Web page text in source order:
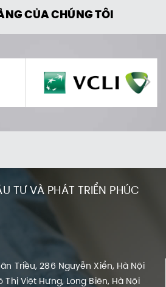
CỦA CHÚNG TÔI
TƯ VÀ PHÁT TRIỂN PHÚC
Triều, 286 Nguyễn Xiển, Hà Nội
Thị Việt Hưng, Long Biên, Hà Nội